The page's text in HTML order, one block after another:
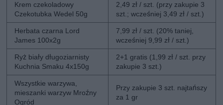
Krem czekoladowy
Czekotubka Wedel 50g
2,49 zł / szt. (przy zakupie 3
szt.; wcześniej 3,49 zł / szt.)
Herbata czarna Lord
James 100x2g
7,99 zł / szt. (20% taniej,
wcześniej 9,99 zł / szt.)
Ryż biały długoziarnisty
Kuchnia Smaku 4x150g
2+1 gratis (1,99 zł / szt. przy
zakupie 3 szt.)
Wszystkie warzywa,
mieszanki warzyw Mroźny
Ogród
Przy zakupie 3 szt. najtańszy
za 1 gr